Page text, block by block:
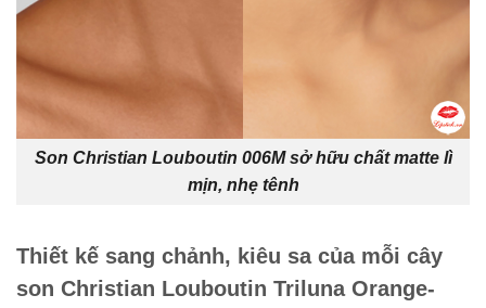
Son Christian Louboutin 006M sở hữu chất matte lì
mịn, nhẹ tênh
Thiết kế sang chảnh, kiêu sa của mỗi cây
son Christian Louboutin Triluna Orange-